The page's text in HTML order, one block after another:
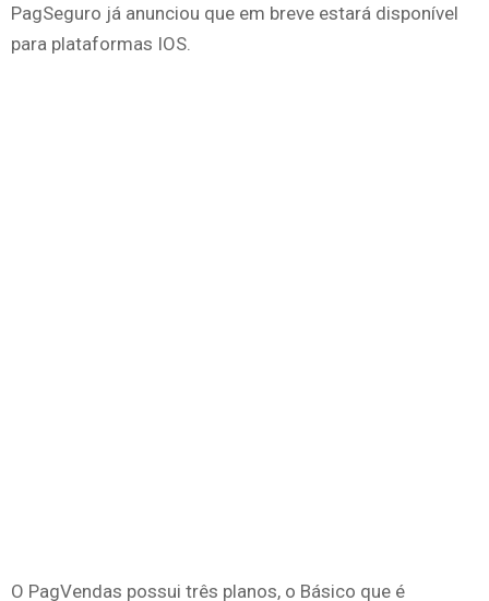
PagSeguro já anunciou que em breve estará disponível
para plataformas IOS.
O PagVendas possui três planos, o Básico que é